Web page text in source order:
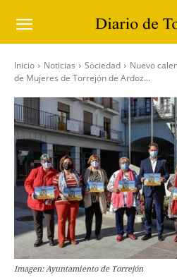
Inicio Noticias Sociedad
Nuevo
de Mujeres de Torrejón de Ardoz...
Imagen: Ayuntamiento de Torrejón